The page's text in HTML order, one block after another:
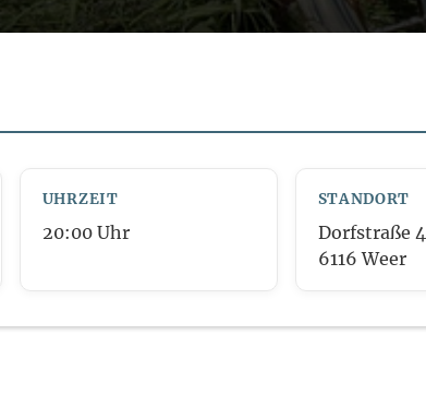
UHRZEIT
20:00Uhr
STANDORT
Dorfstraße 4
6116 Weer